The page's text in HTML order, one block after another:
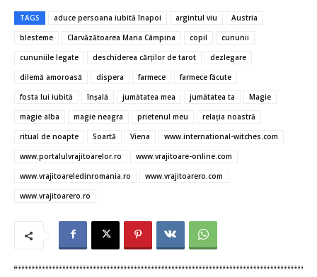
e
b
o
o
k
it
te
r
ai
l
er
es
t
at
s
A
p
p
se
n
g
er
ta
je
az
TAGS aduce persoana iubită înapoi argintul viu
Austria
blesteme
Clarvăzătoarea Maria Câmpina copil
cununii
cununiile legate
deschiderea cărţilor de tarot
dezlegare
dilemă amoroasă
dispera farmece
farmece făcute
fosta lui iubită
înşală jumătatea mea jumătatea ta
Magie
magie alba
magie neagra prietenul meu
relaţia noastră
ritual de noapte
Soartă Viena
www.international-witches.com
www.portalulvrajitoarelor.ro
www.vrajitoare-online.com
www.vrajitoareledinromania.ro
www.vrajitoarero.com
www.vrajitoarero.ro